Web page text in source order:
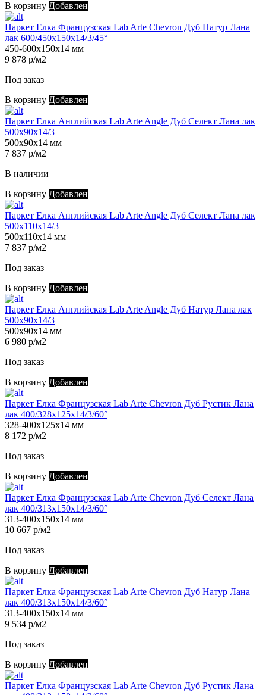
В корзину Добавлен
Паркет Елка Французская Lab Arte Chevron Дуб Натур Лана
лак 600/450х150х14/3/45°
450-600х150х14 мм
9 878 р/м2
Под заказ
В корзину Добавлен
Паркет Елка Английская Lab Arte Angle Дуб Селект Лана лак
500х90х14/3
500х90х14 мм
7 837 р/м2
В наличии
В корзину Добавлен
Паркет Елка Английская Lab Arte Angle Дуб Селект Лана лак
500х110х14/3
500х110х14 мм
7 837 р/м2
Под заказ
В корзину Добавлен
Паркет Елка Английская Lab Arte Angle Дуб Натур Лана лак
500х90х14/3
500х90х14 мм
6 980 р/м2
Под заказ
В корзину Добавлен
Паркет Елка Французская Lab Arte Chevron Дуб Рустик Лана
лак 400/328х125х14/3/60°
328-400х125х14 мм
8 172 р/м2
Под заказ
В корзину Добавлен
Паркет Елка Французская Lab Arte Chevron Дуб Селект Лана
лак 400/313х150х14/3/60°
313-400х150х14 мм
10 667 р/м2
Под заказ
В корзину Добавлен
Паркет Елка Французская Lab Arte Chevron Дуб Натур Лана
лак 400/313х150х14/3/60°
313-400х150х14 мм
9 534 р/м2
Под заказ
В корзину Добавлен
Паркет Елка Французская Lab Arte Chevron Дуб Рустик Лана